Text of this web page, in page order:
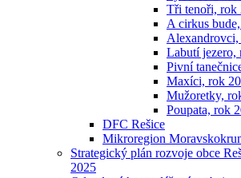
Tři tenoři, rok
A cirkus
Labutí jezero,
Pivní
Maxíci, rok
Mužoretky,
Poupata, rok
DFC Rešice
Mikroregion
Strategický plán rozvoje obce
2025